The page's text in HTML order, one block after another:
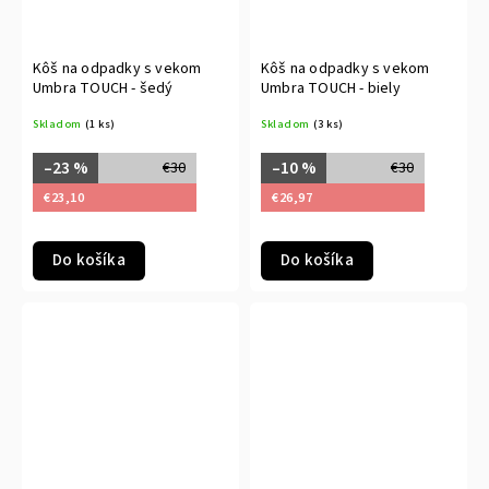
Kôš na odpadky s vekom
Umbra TOUCH - šedý
Skladom (1 ks)
€30
–23 %
€23,10
Do košíka
Kôš na odpadky s vekom
Umbra TOUCH - biely
Skladom (3 ks)
€30
–10 %
€26,97
Do košíka